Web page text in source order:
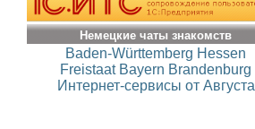
Немецкие чаты знакомств
Baden-Württemberg Hessen
Freistaat Bayern Brandenburg
Интернет-сервисы от Августа